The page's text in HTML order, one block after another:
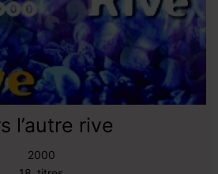
l’autre rive
2000